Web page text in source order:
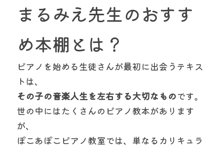
まるみえ先生のおすす
め本棚とは？
ピアノを始める生徒さんが最初に出会うテキス
トは、
その子の音楽人生を左右する大切なものです。
世の中にはたくさんのピアノ教本があります
が、
ぽこあぽこピアノ教室では、単なるカリキュラ